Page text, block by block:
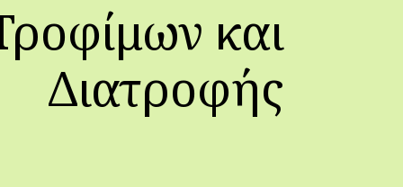
και
Διατροφής